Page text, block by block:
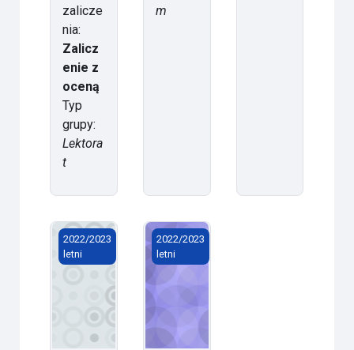
zalicze
nia:
Zalicz
enie z
oceną
Typ
grupy:
Lektora
t
m
Mikrobiologia z higieną
2022/2023
letni
Dermatologia
2022/2023
letni